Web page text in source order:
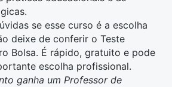
.
se esse curso é a escolha
deixe de conferir o Teste
Bolsa. É rápido, gratuito e pode
escolha profissional.
ganha um Professor de